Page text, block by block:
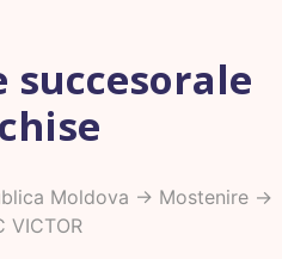
succesorale
Moldova -> Mostenire->
VICTOR